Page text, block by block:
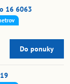
16 6063
Do ponuky